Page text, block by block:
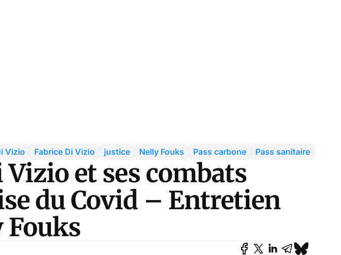
Vizio Fabrice Di Vizio justice Nelly Fouks Pass carbone Pass sanitaire
Vizio et ses combats
du Covid – Entretien
Fouks